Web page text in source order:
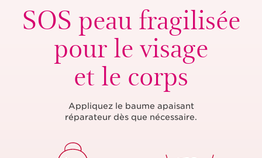
SOS peau fragilisée
pour le visage
et le corps
Appliquez le baume apaisant
réparateur dès que nécessaire.